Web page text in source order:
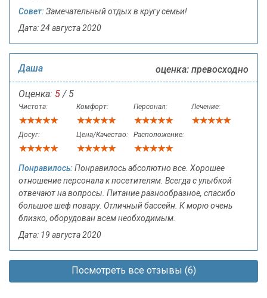
Совет: Замечательный отдых в кругу семьи!
Дата: 24 августа 2020
Даша оценка: превосходно
Оценка: 5 / 5
Чистота: Комфорт: Персонал: Лечение:
Досуг: Цена/Качество: Расположение:
Понравилось: Понравилось абсолютно все. Хорошее
отношение персонала к посетителям. Всегда с улыбкой
отвечают на вопросы. Питание разнообразное, спасибо
большое шеф повару. Отличный бассейн. К морю очень
близко, оборудован всем необходимым.
Дата: 19 августа 2020
Посмотреть все отзывы (6)